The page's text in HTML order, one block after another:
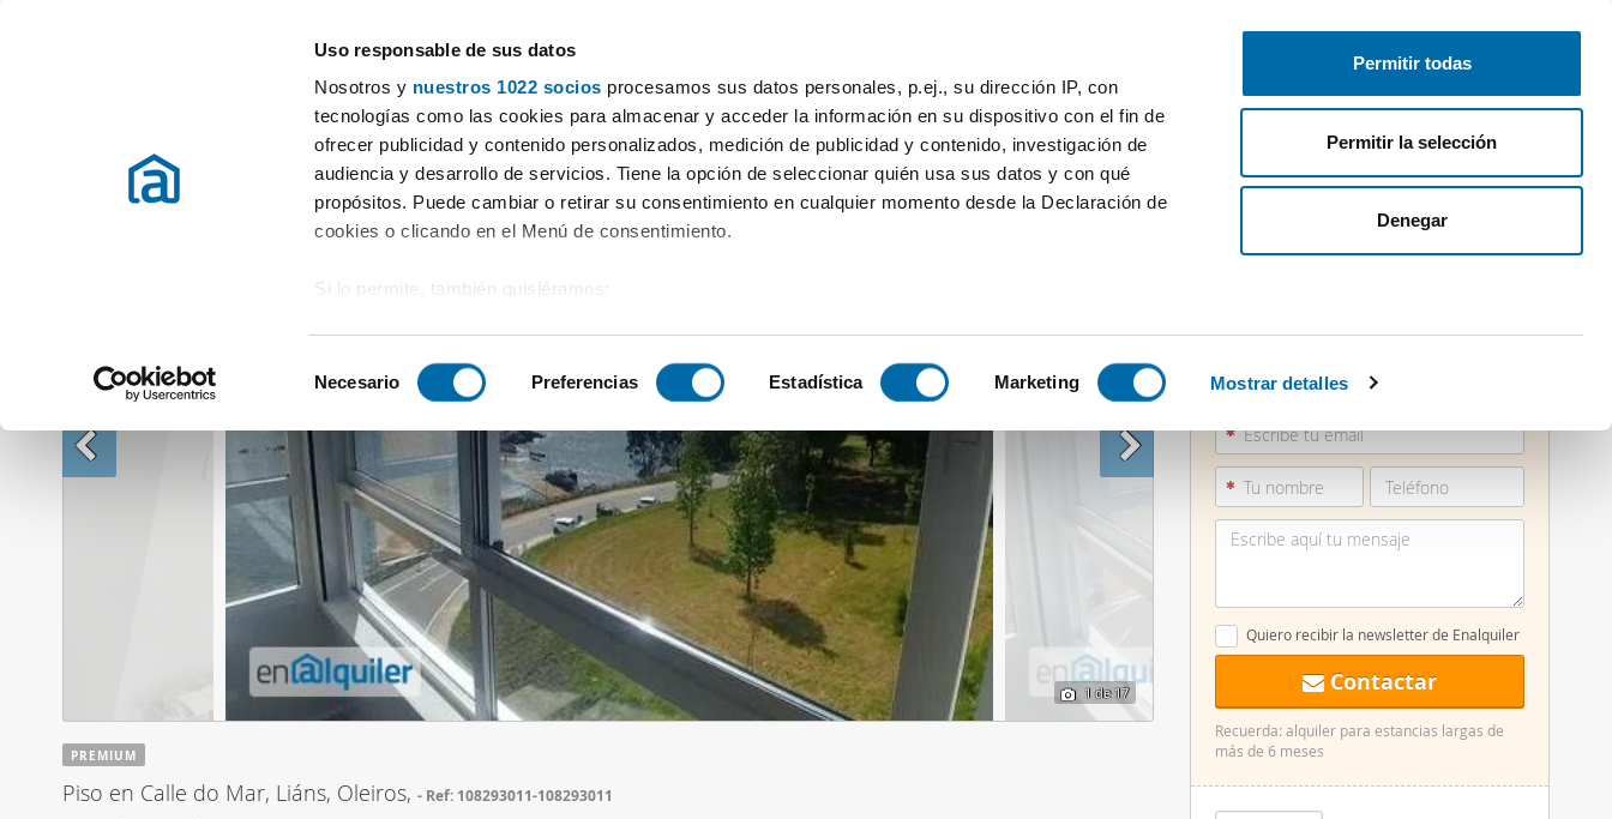
Uso responsable de sus datos
Nosotros y nuestros 1022 socios procesamos sus datos personales, p.ej., su dirección IP, con
tecnologías como las cookies para almacenar y acceder la información en su dispositivo con el fin de
ofrecer publicidad y contenido personalizados, medición de publicidad y contenido, investigación de
audiencia y desarrollo de servicios. Tiene la opción de seleccionar quién usa sus datos y con qué
propósitos. Puede cambiar o retirar su consentimiento en cualquier momento desde la Declaración de
cookies o clicando en el Menú de consentimiento.
Si lo permite, también quisiéramos:
Identificar su dispositivo analizándolo activamente para buscar características específicas (huellas
Obtenga más información sobre cómo se procesan sus datos personales y establezca sus
preferencias en la sección de datos
. Puede cambiar o retirar su consentimiento en cualquier momento
en la Declaración de cookies.
Las cookies de este sitio web se usan para personalizar el contenido y los anuncios, ofrecer funciones
de redes sociales y analizar el tráfico. Además, compartimos información sobre el uso que haga del
sitio web con nuestros partners de redes sociales, publicidad y análisis web, quienes pueden
combinarla con otra información que les haya proporcionado o que hayan recopilado a partir del uso
que haya hecho de sus servicios.
e
e
c
c
i
ó
n
e
c
e
Necesario Preferencias Estadística Marketing Mostrar detalles
Permitir todas
Permitir la selección
Denegar
Publica gratis Inicia sesión
Alquiler Pisos Oleiros (oleiros) Piso en Calle do Mar, Liáns, Oleiros,
1 de 17
881 28... Ver teléfono
Quiero recibir la newsletter de Enalquiler
Contactar
Recuerda: alquiler para estancias largas de
más de 6 meses
PREMIUM
Piso en Calle do Mar, Liáns, Oleiros, Ref: 108293011-108293011